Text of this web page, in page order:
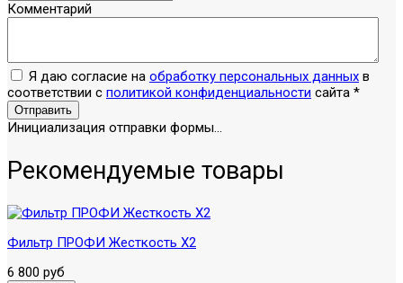
Комментарий
Я даю согласие на обработку персональных данных в
соответствии с политикой конфиденциальности сайта *
Отправить
Инициализация отправки формы...
Рекомендуемые товары
Фильтр ПРОФИ Жесткость X2
6 800 руб